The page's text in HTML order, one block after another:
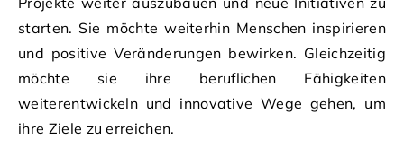
starten. Sie möchte weiterhin Menschen inspirieren
und positive Veränderungen bewirken. Gleichzeitig
möchte sie ihre beruflichen Fähigkeiten
weiterentwickeln und innovative Wege gehen, um
ihre Ziele zu erreichen.